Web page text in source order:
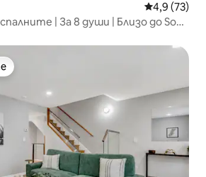
Средна
4,9 (73)
| За 8 души | Близо до Sox